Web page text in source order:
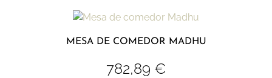
MESA DE COMEDOR MADHU
782,89 €